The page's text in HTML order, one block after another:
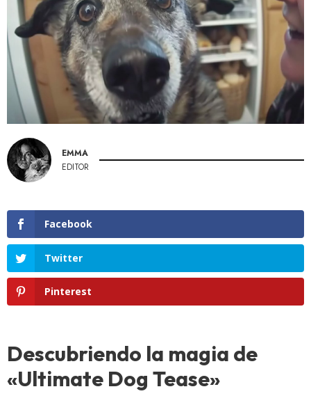
EMMA
EDITOR
Facebook
Twitter
Pinterest
Descubriendo la magia de
«Ultimate Dog Tease»